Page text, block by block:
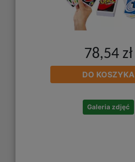
78,54 zł
DO KOSZYKA
Galeria zdjęć